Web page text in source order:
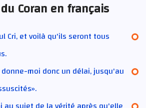
Coran en français
Cri, et voilà qu'ils seront tous
moi donc un délai, jusqu'au